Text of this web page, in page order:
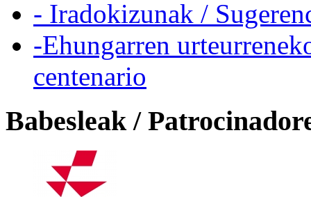
- Iradokizunak /
-Ehungarren
centenario
Babesleak /